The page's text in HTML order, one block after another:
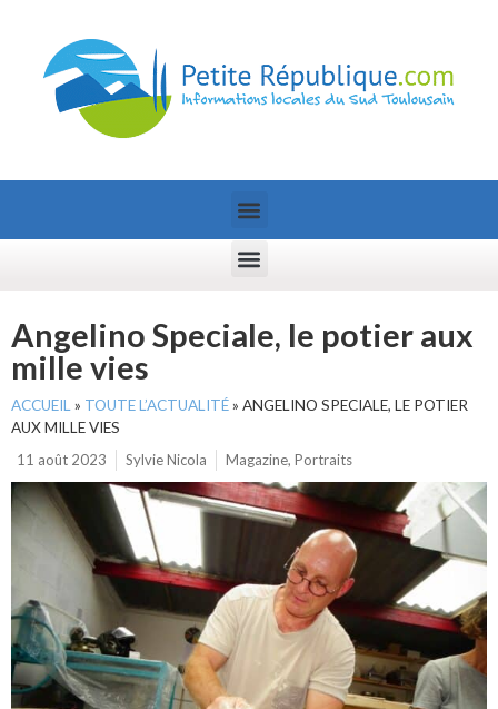
Angelino Speciale, le potier aux
mille vies
ACCUEIL » TOUTE L’ACTUALITÉ» ANGELINO SPECIALE, LE POTIER
AUX MILLE VIES
11 août 2023
Sylvie Nicola Magazine, Portraits